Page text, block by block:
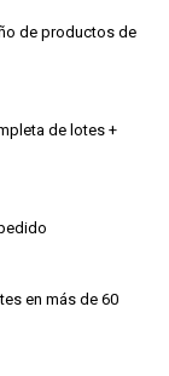
de productos de
de lotes +
en más de 60